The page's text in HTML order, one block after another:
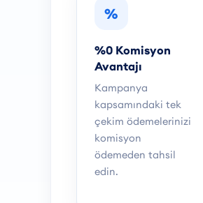
%
%0 Komisyon
Avantajı
Kampanya
kapsamındaki tek
çekim ödemelerinizi
komisyon
ödemeden tahsil
edin.